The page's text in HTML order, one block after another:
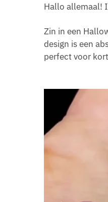
Hallo allemaal!
Zin in een
design is een
perfect voor